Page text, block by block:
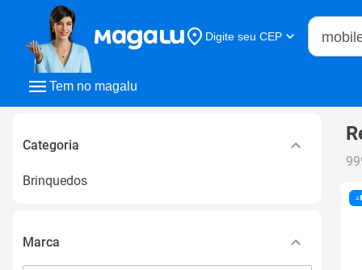
Tem no magalu
Digite seu CEP
Buscar
Categoria
Brinquedos
Marca